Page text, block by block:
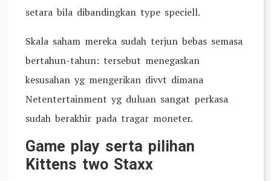
setara bila dibandingkan type speciell.
Skala saham mereka sudah terjun bebas semasa
bertahun-tahun: tersebut menegaskan
kesusahan yg mengerikan divvt dimana
Netentertainment yg duluan sangat perkasa
sudah berakhir pada tragar moneter.
Game play serta pilihan
Kittens two Staxx